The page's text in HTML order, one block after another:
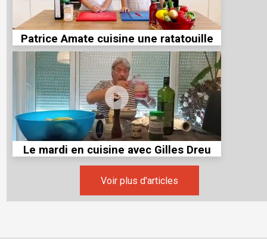
Patrice Amate cuisine une ratatouille
Le mardi en cuisine avec Gilles Dreu
Voir plus d'articles